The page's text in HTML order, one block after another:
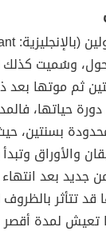
وسُميت
ثم موتها بعد
حياتها،
بسنتين،
والأوراق وتبدأ
من جديد بعد
قد تتأثر
تعيش لمدة